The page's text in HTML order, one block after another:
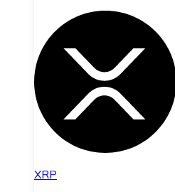
XRP